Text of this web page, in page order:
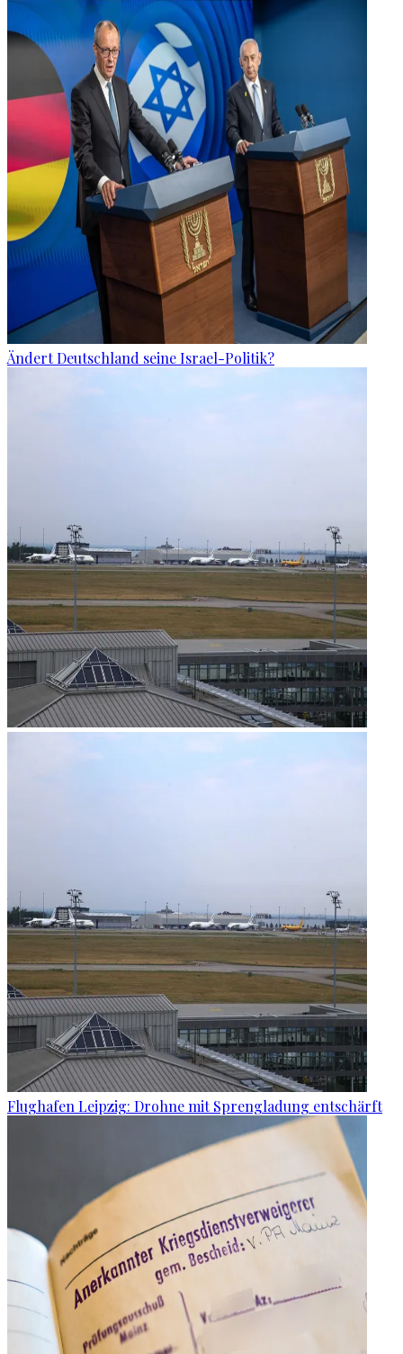
Ändert Deutschland seine Israel-Politik?
Flughafen Leipzig: Drohne mit Sprengladung entschärft